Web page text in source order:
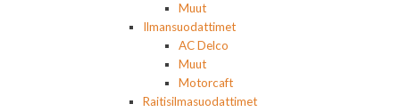
Muut
Ilmansuodattimet
AC Delco
Muut
Motorcaft
Raitisilmasuodattimet